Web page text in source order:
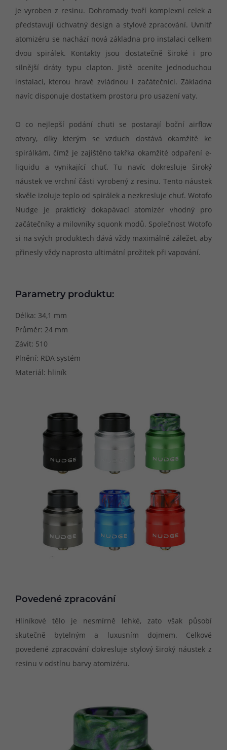
je vyroben z resinu. Dohromady tvoří komplexní celek a
představují úchvatný design a stylové zpracování. Uvnitř
atomizéru se nachází nová základna pro instalaci celkem
dvou spirálek. Kontakty jsou dostatečně široké i pro
silnější dráty typu clapton. Jistě oceníte jednoduchou
instalaci, kterou hravě zvládnou i začátečníci. Základna
navíc disponuje dostatkem prostoru pro usazení vaty.
O co nejlepší podání chuti se postarají boční airflow
otvory, díky kterým se vzduch dostává okamžitě ke
spirálkám, čímž je zajištěno takřka okamžité odpaření e-
liquidu a vynikající chuť. Tu navíc dokresluje široký
náustek ve vrchní části vyrobený z resinu. Tento náustek
skvěle izoluje teplo od spirálek a nezkresluje chuť. Wotofo
Nudge je praktický dokapávací atomizér vhodný pro
začátečníky a milovníky squonk modů. Společnost Wotofo
si na svých produktech dává vždy maximálně záležet, aby
přinesly vždy naprosto ultimátní prožitek při vapování.
Parametry produktu:
Délka: 34,1 mm
Průměr: 24 mm
Závit: 510
Plnění: RDA systém
Materiál: hliník
Povedené zpracování
Hliníkové tělo je nesmírně lehké, zato však působí
skutečně bytelným a luxusním dojmem. Celkové
povedené zpracování dokresluje stylový široký náustek z
resinu v odstínu barvy atomizéru.